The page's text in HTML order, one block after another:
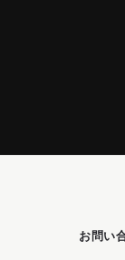
お問い